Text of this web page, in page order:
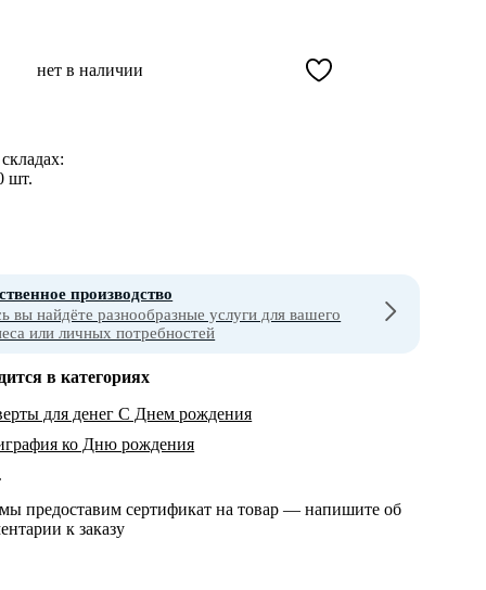
нет в наличии
шт.
производство
вы найдёте разнообразные услуги для вашего
или личных потребностей
в категориях
для денег С Днем рождения
ко Дню рождения
предоставим сертификат на товар — напишите об
к заказу